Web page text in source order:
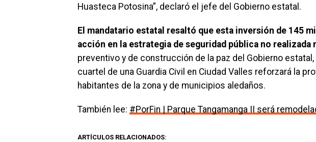
Huasteca Potosina”, declaró el jefe del Gobierno estatal.
El mandatario estatal resaltó que esta inversión de 145
acción en la estrategia de seguridad pública no realizada
preventivo y de construcción de la paz del Gobierno
cuartel de una Guardia Civil en Ciudad Valles reforzará la
habitantes de la zona y de municipios aledaños.
También lee: #PorFin | Parque Tangamanga II será
ARTÍCULOS RELACIONADOS: